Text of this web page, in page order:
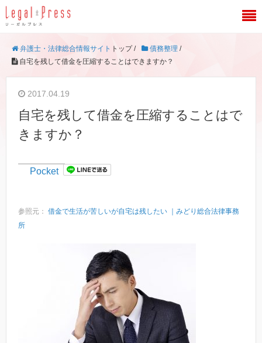
弁護士・法律総合情報サイト トップ / 債務整理 /
自宅を残して借金を圧縮することはできますか？
2017.04.19
自宅を残して借金を圧縮することはで
きますか？
Pocket
参照元： 借金で生活が苦しいが自宅は残したい ｜みどり総合法律事務
所